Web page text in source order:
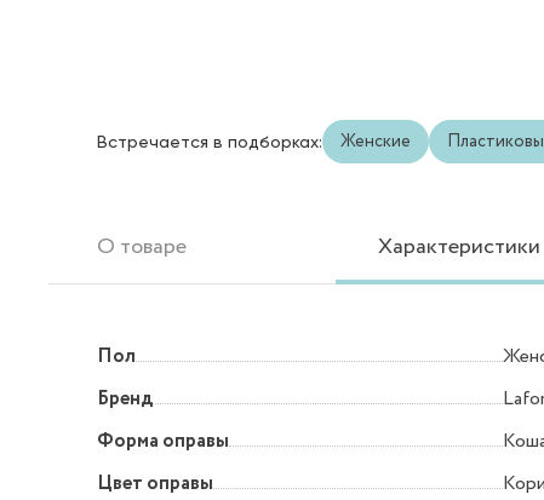
Встречается в подборках: Женские
О товаре Характеристики
Пол
Бренд
Форма оправы
Цвет оправы